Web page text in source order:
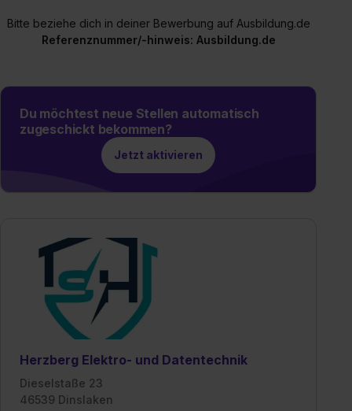
Bitte beziehe dich in deiner Bewerbung auf Ausbildung.de
Referenznummer/-hinweis: Ausbildung.de
Du möchtest neue Stellen automatisch
zugeschickt bekommen?
Jetzt aktivieren
Herzberg Elektro- und Datentechnik
Dieselstaße 23
46539 Dinslaken